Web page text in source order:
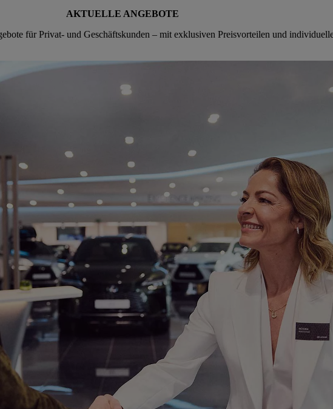
AKTUELLE ANGEBOTE
für Privat- und Geschäftskunden – mit exklusiven Preisvorteilen und